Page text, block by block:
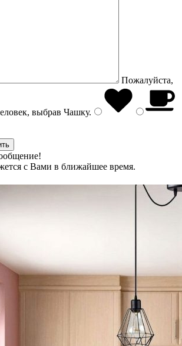
Пожалуйста,
выбрав Чашку.
с Вами в ближайшее время.